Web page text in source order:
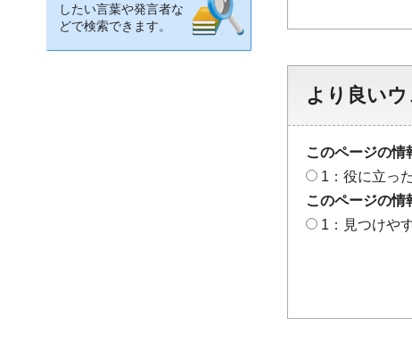
したい言葉や発言者な
どで検索できます。
より良い
このページの情
1：役に立った
このページの情
1：見つけや